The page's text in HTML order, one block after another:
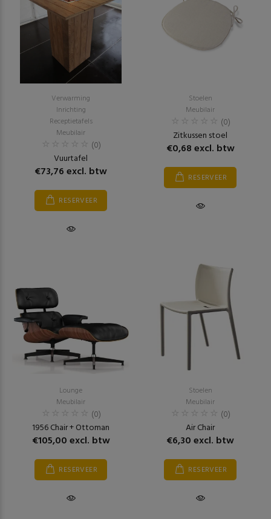
Verwarming
Inrichting
Receptietafels
Meubilair
(0)
Vuurtafel
€73,76 excl. btw
RESERVEER
Stoelen
Meubilair
(0)
Zitkussen stoel
€0,68 excl. btw
RESERVEER
Lounge
Meubilair
(0)
1956 Chair + Ottoman
€105,00 excl. btw
RESERVEER
Stoelen
Meubilair
(0)
Air Chair
€6,30 excl. btw
RESERVEER